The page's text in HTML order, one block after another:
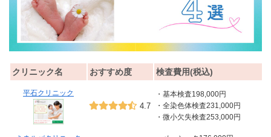
クリニック名 おすすめ度 検査費用(税込)
平石クリニック
4.7
・基本検査198,000円
・全染色体検査231,000円
・微小欠失検査253,000円